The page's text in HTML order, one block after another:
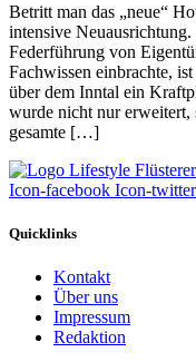
Betritt man das „neue“
intensive
Federführung von
Fachwissen einbrachte,
über dem Inntal ein
wurde nicht nur erweitert,
gesamte […]
Icon-facebook Icon-twitter
Quicklinks
Kontakt
Über uns
Impressum
Redaktion